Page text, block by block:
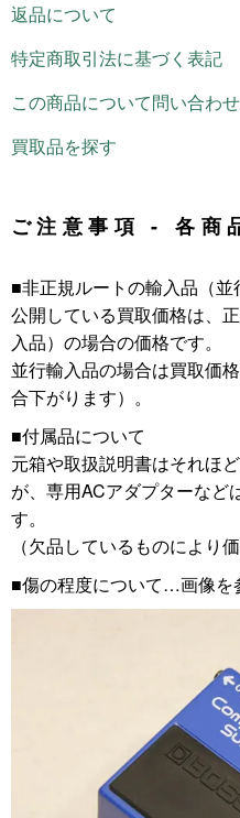
返品について
特定商取引法に基づく表記
この商品について問い合わ
買取品を探す
ご注意事項 - 各商
■非正規ルートの輸入品（並
公開している買取価格は、
入品）の場合の価格です。
並行輸入品の場合は買取価
合下がります）。
■付属品について
元箱や取扱説明書はそれほ
が、専用ACアダプターなど
す。
（欠品しているものにより
■傷の程度について…画像を